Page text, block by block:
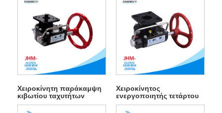
Χειροκίνητη παράκαμψη
κιβωτίου ταχυτήτων
Χειροκίνητος
ενεργοποιητής τετάρτου
περιστροφής